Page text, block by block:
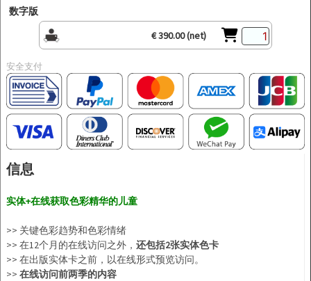
数字版
€ 390.00 (net)
安全支付
信息
实体+在线获取色彩精华的儿童
>> 关键色彩趋势和色彩情绪
>> 在12个月的在线访问之外， 还包括2张实体色卡
>> 在出版实体卡之前，以在线形式预览访问。
>> 在线访问前两季的内容